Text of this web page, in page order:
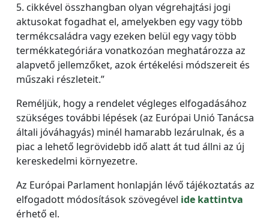
5. cikkével összhangban olyan végrehajtási jogi
aktusokat fogadhat el, amelyekben egy vagy több
termékcsaládra vagy ezeken belül egy vagy több
termékkategóriára vonatkozóan meghatározza az
alapvető jellemzőket, azok értékelési módszereit és
műszaki részleteit.”
Reméljük, hogy a rendelet végleges elfogadásához
szükséges további lépések (az Európai Unió Tanácsa
általi jóváhagyás) minél hamarabb lezárulnak, és a
piac a lehető legrövidebb idő alatt át tud állni az új
kereskedelmi környezetre.
Az Európai Parlament honlapján lévő tájékoztatás az
elfogadott módosítások szövegével ide kattintva
érhető el.